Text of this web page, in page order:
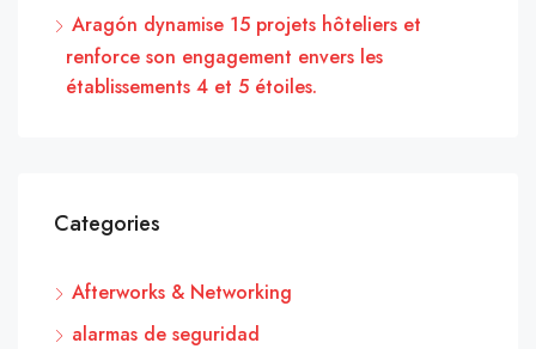
Aragón dynamise 15 projets hôteliers et
renforce son engagement envers les
établissements 4 et 5 étoiles.
Categories
Afterworks & Networking
alarmas de seguridad